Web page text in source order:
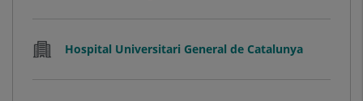
Hospital Universitari General de Catalunya